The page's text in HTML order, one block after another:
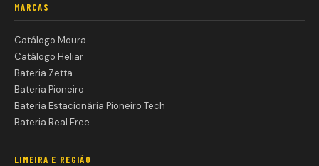
MARCAS
Catálogo Moura
Catálogo Heliar
Bateria Zetta
Bateria Pioneiro
Bateria Estacionária Pioneiro Tech
Bateria Real Free
LIMEIRA E REGIÃO